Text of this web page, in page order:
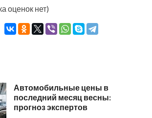
оценок нет)
Автомобильные цены в
последний месяц весны:
прогноз экспертов